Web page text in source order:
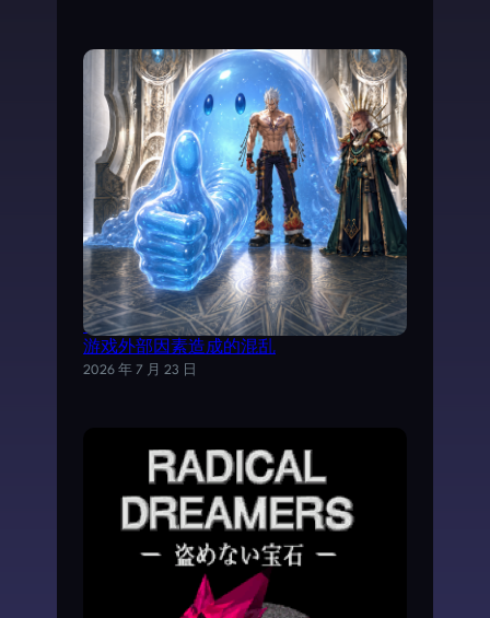
试以AI分析《魔力宝贝》日文剧情，理清
游戏外部因素造成的混乱
2026 年 7 月 23 日